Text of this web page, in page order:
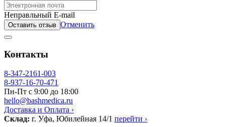
Неправльный E-mail
Оставить отзыв Отменить
Контакты
8-347-2161-003
8-937-16-70-471
Пн-Пт с 9:00 до 18:00
hello@bashmedica.ru
Доставка и Оплата ›
Склад: г. Уфа, Юбилейная 14/1 перейти ›